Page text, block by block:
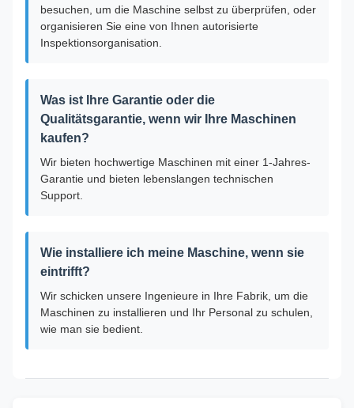
besuchen, um die Maschine selbst zu überprüfen, oder
organisieren Sie eine von Ihnen autorisierte
Inspektionsorganisation.
Was ist Ihre Garantie oder die
Qualitätsgarantie, wenn wir Ihre Maschinen
kaufen?
Wir bieten hochwertige Maschinen mit einer 1-Jahres-
Garantie und bieten lebenslangen technischen
Support.
Wie installiere ich meine Maschine, wenn sie
eintrifft?
Wir schicken unsere Ingenieure in Ihre Fabrik, um die
Maschinen zu installieren und Ihr Personal zu schulen,
wie man sie bedient.